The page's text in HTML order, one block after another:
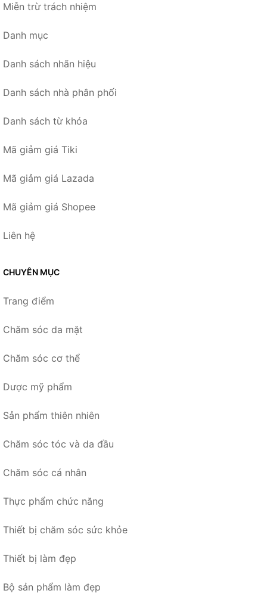
Miễn trừ trách nhiệm
Danh mục
Danh sách nhãn hiệu
Danh sách nhà phân phối
Danh sách từ khóa
Mã giảm giá Tiki
Mã giảm giá Lazada
Mã giảm giá Shopee
Liên hệ
CHUYÊN MỤC
Trang điểm
Chăm sóc da mặt
Chăm sóc cơ thể
Dược mỹ phẩm
Sản phẩm thiên nhiên
Chăm sóc tóc và da đầu
Chăm sóc cá nhân
Thực phẩm chức năng
Thiết bị chăm sóc sức khỏe
Thiết bị làm đẹp
Bộ sản phẩm làm đẹp